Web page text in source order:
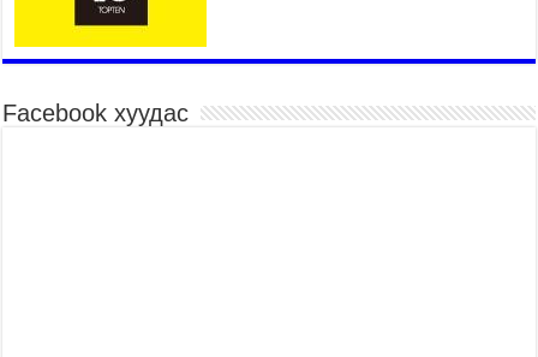
2026 оны 7 сар 15 / 10 цаг 46 минут
Үндэсний хувцасны өдрийг тохиолдуулан
“Дээлтэй монгол наадам” боллоо
МОНГОЛ УЛСЫН ЕРӨНХИЙ САЙД Н.УЧРАЛ
Facebook хуудас